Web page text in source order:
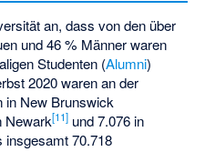
an, dass von den über
und 46 % Männer waren
Studenten (Alumni)
2020 waren an der
in New Brunswick
Newark[11] und 7.076 in
insgesamt 70.718